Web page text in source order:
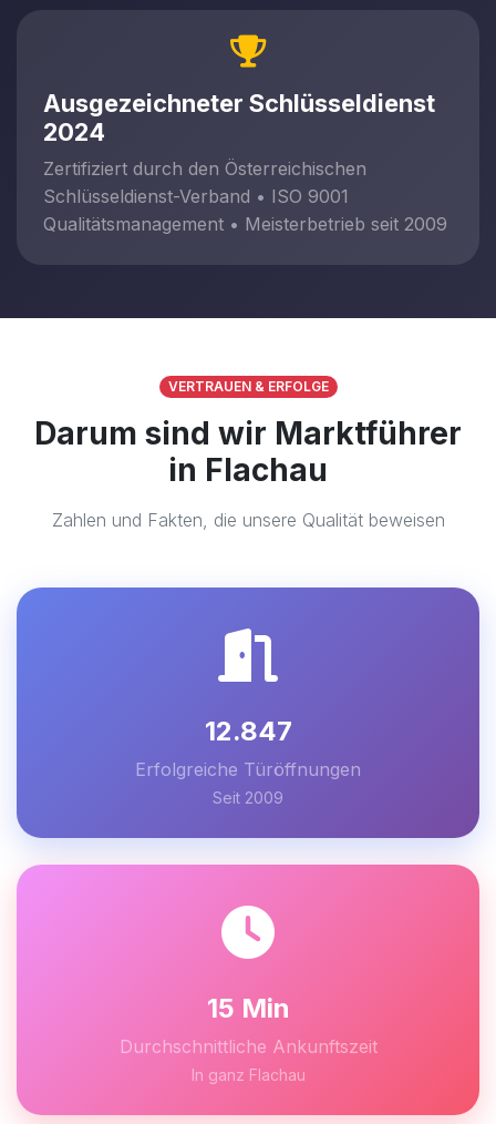
Ausgezeichneter Schlüsseldienst
2024
Zertifiziert durch den Österreichischen
Schlüsseldienst-Verband • ISO 9001
Qualitätsmanagement • Meisterbetrieb seit 2009
VERTRAUEN & ERFOLGE
Darum sind wir Marktführer
in Flachau
Zahlen und Fakten, die unsere Qualität beweisen
12.847
Erfolgreiche Türöffnungen
Seit 2009
15 Min
Durchschnittliche Ankunftszeit
In ganz Flachau